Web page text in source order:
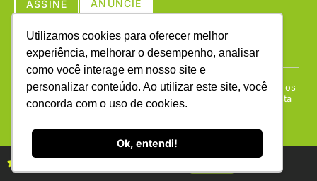
Utilizamos cookies para oferecer melhor
experiência, melhorar o desempenho, analisar
como você interage em nosso site e
personalizar conteúdo. Ao utilizar este site, você
concorda com o uso de cookies.
Ok, entendi!
ASSINE ANUNCIE
Copyright © (1990 - 2026) Revista Campo & Negócios. Todos os
direitos reservados. É proibida a reprodução do conteúdo desta
página em qualquer meio de comunicação, eletrônico ou